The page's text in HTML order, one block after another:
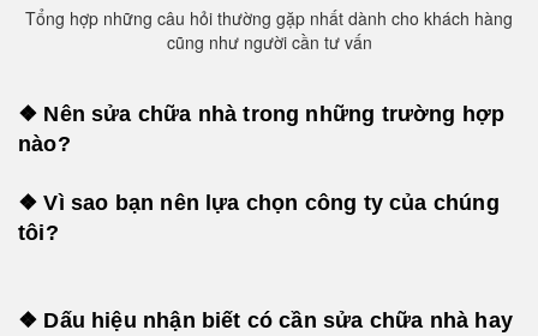
Tổng hợp những câu hỏi thường gặp nhất dành cho khách hàng
cũng như người cần tư vấn
❖ Nên sửa chữa nhà trong những trường hợp
nào?
❖ Vì sao bạn nên lựa chọn công ty của chúng
tôi?
❖ Dấu hiệu nhận biết có cần sửa chữa nhà hay